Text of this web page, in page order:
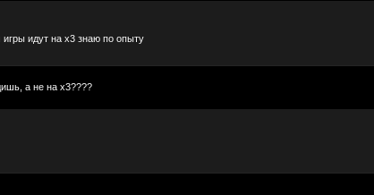
идут на х3 знаю по опыту
а не на х3????